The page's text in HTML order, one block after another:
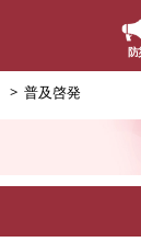
防
普及啓発